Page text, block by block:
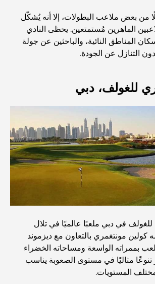
أساطير السيارات التي لا تُقدر بثمن
في الإمارات العربية المتحدة: دليل للمستثمرين
في دبي: حيث يلتقي المرح بالاسترخاء
الدولية في دبي: دليل شامل لأولياء
لتلال دبي: رؤية للحياة المجتمعية العصرية
دبي: حيث يلتقي الطعام الفاخر بالثقافة
التي تُعرّف مفهوم الخياطة الفاخرة
من بعض ملاعب البطولات، إلا أنه يُشكّل
الماهرين مُستمتعين. يحظى النادي
المناطق النائية، والباحثين عن جولة
التنازل عن الجودة.
للغولف، دبي
في دبي ملعبًا عالميًا في تلال
كولين مونتغمري بالتعاون مع ديزموند
بممراته الواسعة ومساحاته الخضراء
تنوعًا مثاليًا في مستوى الصعوبة يناسب
المستويات.